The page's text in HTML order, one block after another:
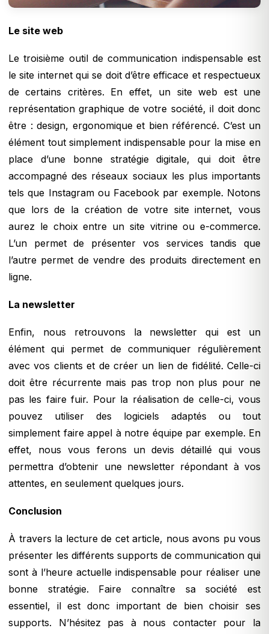
Le site web
Le troisième outil de communication indispensable est
le site internet qui se doit d’être efficace et respectueux
de certains critères. En effet, un site web est une
représentation graphique de votre société, il doit donc
être : design, ergonomique et bien référencé. C’est un
élément tout simplement indispensable pour la mise en
place d’une bonne stratégie digitale, qui doit être
accompagné des réseaux sociaux les plus importants
tels que Instagram ou Facebook par exemple. Notons
que lors de la création de votre site internet, vous
aurez le choix entre un site vitrine ou e-commerce.
L’un permet de présenter vos services tandis que
l’autre permet de vendre des produits directement en
ligne.
La newsletter
Enfin, nous retrouvons la newsletter qui est un
élément qui permet de communiquer régulièrement
avec vos clients et de créer un lien de fidélité. Celle-ci
doit être récurrente mais pas trop non plus pour ne
pas les faire fuir. Pour la réalisation de celle-ci, vous
pouvez utiliser des logiciels adaptés ou tout
simplement faire appel à notre équipe par exemple. En
effet, nous vous ferons un devis détaillé qui vous
permettra d’obtenir une newsletter répondant à vos
attentes, en seulement quelques jours.
Conclusion
À travers la lecture de cet article, nous avons pu vous
présenter les différents supports de communication qui
sont à l’heure actuelle indispensable pour réaliser une
bonne stratégie. Faire connaître sa société est
essentiel, il est donc important de bien choisir ses
supports. N’hésitez pas à nous contacter pour la